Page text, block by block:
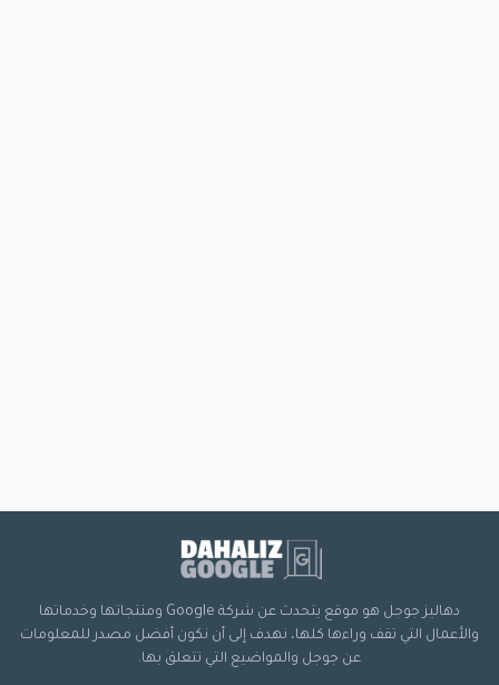
دهاليز جوجل هو موقع يتحدث عن شركة Google ومنتجاتها وخدماتها
والأعمال التي تقف وراءها كلها، نهدف إلى أن نكون أفضل مصدر للمعلومات
عن جوجل والمواضيع التي تتعلق بها.